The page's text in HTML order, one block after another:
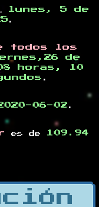
lunes, 5 de
.
todos los
de
horas, 10
.
06-02 .
es de
109.94